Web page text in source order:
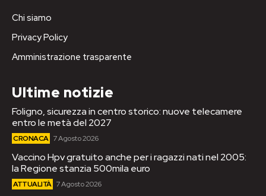
Chi siamo
Privacy Policy
Amministrazione trasparente
Ultime notizie
Foligno, sicurezza in centro storico: nuove telecamere
entro le metà del 2027
CRONACA 7 Agosto 2026
Vaccino Hpv gratuito anche per i ragazzi nati nel 2005:
la Regione stanzia 500mila euro
ATTUALITÀ 7 Agosto 2026